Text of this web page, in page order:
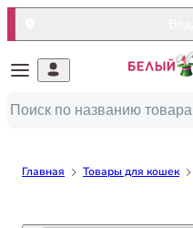
Главная Товары для кошек